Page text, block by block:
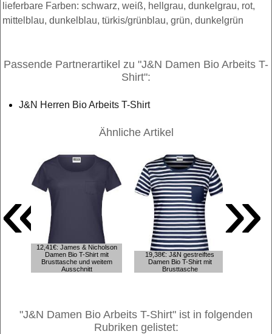
lieferbare Farben: schwarz, weiß, hellgrau, dunkelgrau, rot,
mittelblau, dunkelblau, türkis/grünblau, grün, dunkelgrün
Passende Partnerartikel zu "J&N Damen Bio Arbeits T-
Shirt":
J&N Herren Bio Arbeits T-Shirt
Ähnliche Artikel
«12,41€: James & Nicholson
Damen Bio T-Shirt mit
Brusttasche und weitem
Ausschnitt
19,38€: J&N gestreiftes
Damen Bio T-Shirt mit
Brusttasche
»
"J&N Damen Bio Arbeits T-Shirt" ist in folgenden
Rubriken gelistet: